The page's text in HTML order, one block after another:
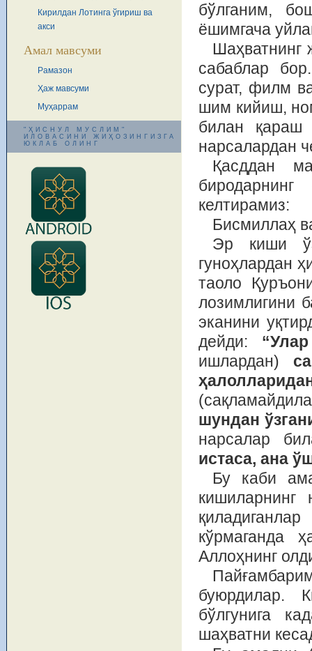
Кирилдан Лотинга ўгириш ва
акси
Амал мавсуми
Рамазон
Ҳаж мавсуми
Муҳаррам
"ҲИСНУЛ МУСЛИМ"
ИЛОВАСИНИ ЖИҲОЗИНГИЗГА
ЮКЛАБ ОЛИНГ
бўлганим,
ёшимгача
Шаҳватнинг
сабаблар
сурат, филм
шим кийиш,
билан қараш
нарсалардан
Қасддан
келтирамиз:
Бисмиллаҳ
Эр киши
гуноҳлардан
таоло
лозимлигини
эканини
дeйди:
ишлардан)
шундан
нарсалар
истаса, ана
Бу каби
кўрмаганда
Аллоҳнинг
буюрдилар.
бўлгунига
шаҳватни